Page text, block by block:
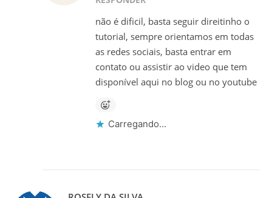
não é dificil, basta seguir direitinho o
tutorial, sempre orientamos em todas
as redes sociais, basta entrar em
contato ou assistir ao video que tem
disponível aqui no blog ou no youtube
Carregando...